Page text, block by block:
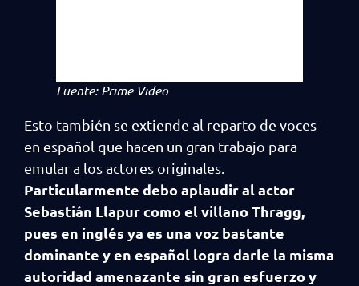
Fuente: Prime Video
Esto también se extiende al reparto de voces
en español que hacen un gran trabajo para
emular a los actores originales.
Particularmente debo aplaudir al actor
Sebastián Llapur como el villano Thragg,
pues en inglés ya es una voz bastante
dominante y en español logra darle la misma
autoridad amenazante sin gran esfuerzo y